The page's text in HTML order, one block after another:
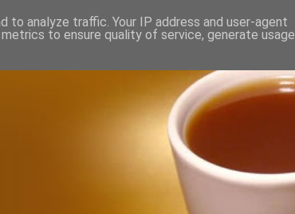
analyze traffic. Your IP address and user-agent
to ensure quality of service, generate usage